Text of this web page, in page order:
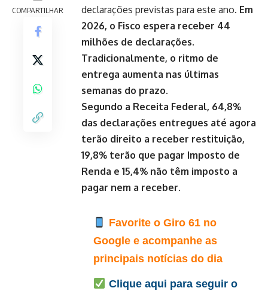
COMPARTILHAR
declarações previstas para este ano. Em
2026, o Fisco espera receber 44
milhões de declarações.
Tradicionalmente, o ritmo de
entrega aumenta nas últimas
semanas do prazo.
Segundo a Receita Federal, 64,8%
das declarações entregues até agora
terão direito a receber restituição,
19,8% terão que pagar Imposto de
Renda e 15,4% não têm imposto a
pagar nem a receber.
Favorite o Giro 61 no
Google e acompanhe as
principais notícias do dia
Clique aqui para seguir o